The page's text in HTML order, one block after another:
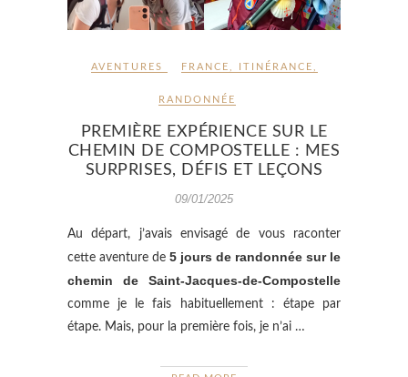
AVENTURES FRANCE, ITINÉRANCE,
RANDONNÉE
PREMIÈRE EXPÉRIENCE SUR LE
CHEMIN DE COMPOSTELLE : MES
SURPRISES, DÉFIS ET LEÇONS
09/01/2025
Au départ, j’avais envisagé de vous raconter
cette aventure de 5 jours de randonnée sur le
chemin de Saint-Jacques-de-Compostelle
comme je le fais habituellement : étape par
étape. Mais, pour la première fois, je n’ai …